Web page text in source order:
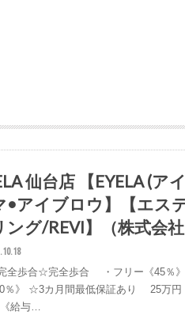
仙台店 【EYELA (ア
•アイブロウ】【エス
ング/REVI】（株式会社
全歩合☆完全歩合 ・フリー《45
％》 ☆3カ月間最低保証あり 25万円
給与…